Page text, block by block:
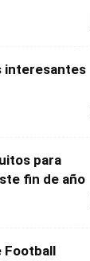
interesantes
para
fin de año
Football